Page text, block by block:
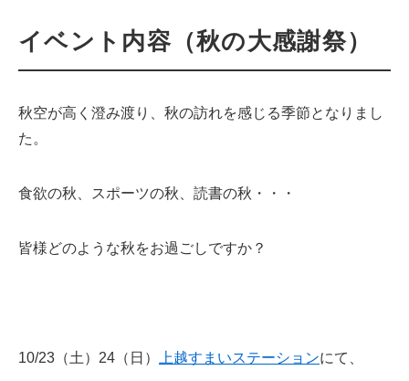
イベント内容（秋の大感謝祭）
秋空が高く澄み渡り、秋の訪れを感じる季節となりまし
た。
食欲の秋、スポーツの秋、読書の秋・・・
皆様どのような秋をお過ごしですか？
10/23（土）24（日） 上越すまいステーションにて、